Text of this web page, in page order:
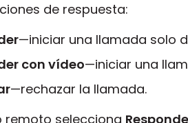
de respuesta:
—iniciar una llamada solo
con vídeo—iniciar una
—rechazar la llamada.
remoto selecciona